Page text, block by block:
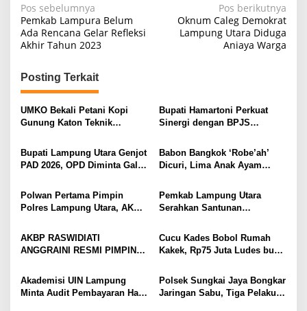
N
a
v
i
g
a
s
i
p
s
Pos sebelumnya
Pemkab Lampura Belum
Ada Rencana Gelar Refleksi
Akhir Tahun 2023
Pos berikutnya
Oknum Caleg Demokrat
Lampung Utara Diduga
Aniaya Warga
Posting Terkait
UMKO Bekali Petani Kopi
Gunung Katon Teknik
Jual Hasil Panen Meningkat
Bupati Hamartoni Perkuat
Sinergi dengan BPJS
Kesehatan Makin Cepat dan
Mudah
Bupati Lampung Utara Genjot
PAD 2026, OPD Diminta Gali
hingga Optimalkan PBB-P2
Babon Bangkok ‘Robe’ah’
Dicuri, Lima Anak Ayam
Gang Jalaba Kotabumi Heboh
Polwan Pertama Pimpin
Polres Lampung Utara, AKBP
Pedang Pora
Pemkab Lampung Utara
Serahkan Santunan
Korban Kebakaran
AKBP RASWIDIATI
ANGGRAINI RESMI PIMPIN
BAWA KOMITMEN PERKUAT
KAMTIBMAS DAN
PELAYANAN PRESISI
Cucu Kades Bobol Rumah
Kakek, Rp75 Juta Ludes buat
Ditembak Polisi
Akademisi UIN Lampung
Minta Audit Pembayaran Hak
Polsek Sungkai Jaya Bongkar
Jaringan Sabu, Tiga Pelaku